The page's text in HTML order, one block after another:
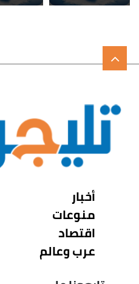
أخبار
منوعات
اقتصاد
عرب وعالم